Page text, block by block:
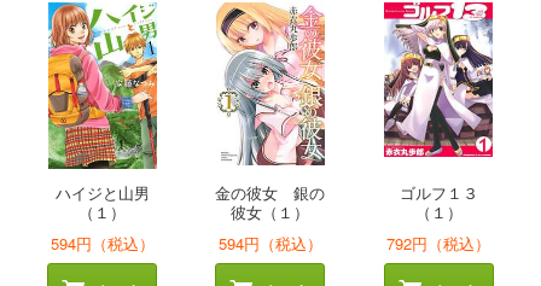
ハイジと山男
（１）
594円（税込）
金の彼女 銀の
彼女（１）
594円（税込）
ゴルフ１３
（１）
792円（税込）